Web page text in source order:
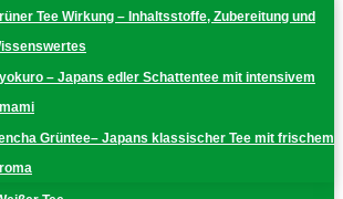
Tee Wirkung – Inhaltsstoffe, Zubereitung und
– Japans edler Schattentee mit intensivem
Grüntee– Japans klassischer Tee mit frischem